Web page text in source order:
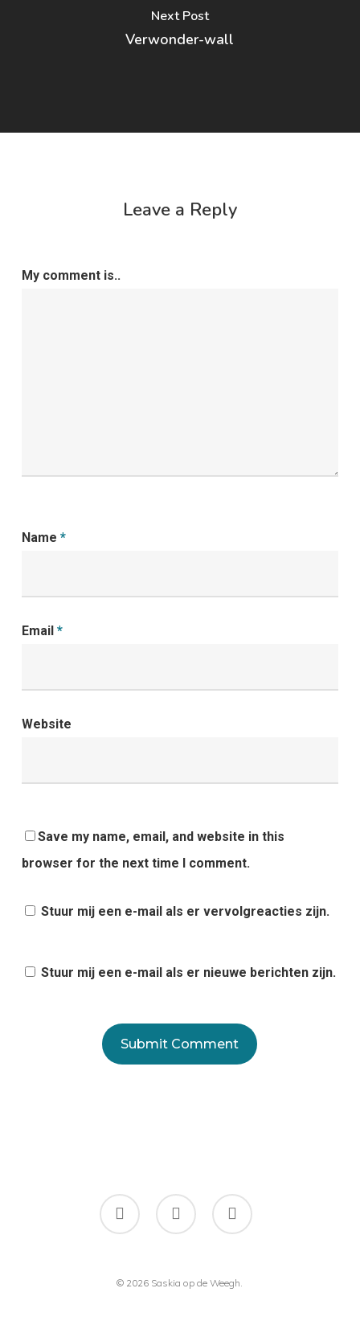
Next Post
Verwonder-wall
Leave a Reply
My comment is..
Name *
Email *
Website
Save my name, email, and website in this
browser for the next time I comment.
Stuur mij een e-mail als er vervolgreacties zijn.
Stuur mij een e-mail als er nieuwe berichten zijn.
facebook instagram flickr
© 2026 Saskia op de Weegh.